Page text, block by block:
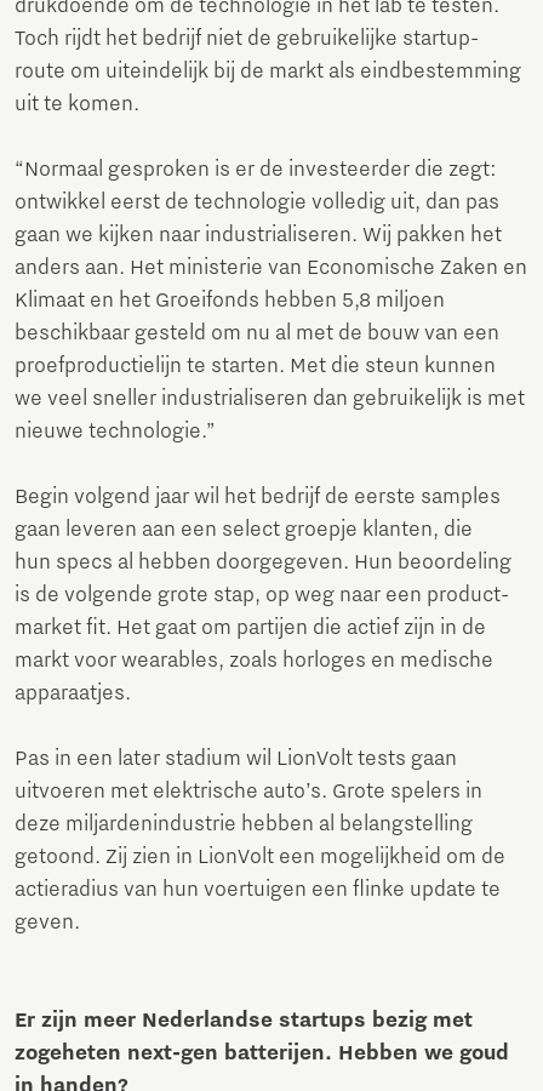
drukdoende om de technologie in het lab te testen.
Toch rijdt het bedrijf niet de gebruikelijke startup-
route om uiteindelijk bij de markt als eindbestemming
uit te komen.
“Normaal gesproken is er de investeerder die zegt:
ontwikkel eerst de technologie volledig uit, dan pas
gaan we kijken naar industrialiseren. Wij pakken het
anders aan. Het ministerie van Economische Zaken en
Klimaat en het Groeifonds hebben 5,8 miljoen
beschikbaar gesteld om nu al met de bouw van een
proefproductielijn te starten. Met die steun kunnen
we veel sneller industrialiseren dan gebruikelijk is met
nieuwe technologie.”
Begin volgend jaar wil het bedrijf de eerste samples
gaan leveren aan een select groepje klanten, die
hun specs al hebben doorgegeven. Hun beoordeling
is de volgende grote stap, op weg naar een product-
market fit. Het gaat om partijen die actief zijn in de
markt voor wearables, zoals horloges en medische
apparaatjes.
Pas in een later stadium wil LionVolt tests gaan
uitvoeren met elektrische auto’s. Grote spelers in
deze miljardenindustrie hebben al belangstelling
getoond. Zij zien in LionVolt een mogelijkheid om de
actieradius van hun voertuigen een flinke update te
geven.
Er zijn meer Nederlandse startups bezig met
zogeheten next-gen batterijen. Hebben we goud